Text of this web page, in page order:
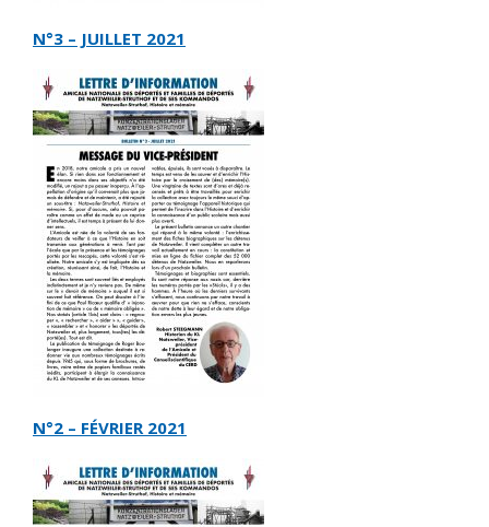
N°3 – JUILLET 2021
N°2 – FÉVRIER 2021